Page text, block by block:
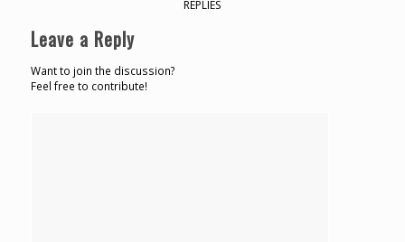
REPLIES
Leave a Reply
Want to join the discussion?
Feel free to contribute!